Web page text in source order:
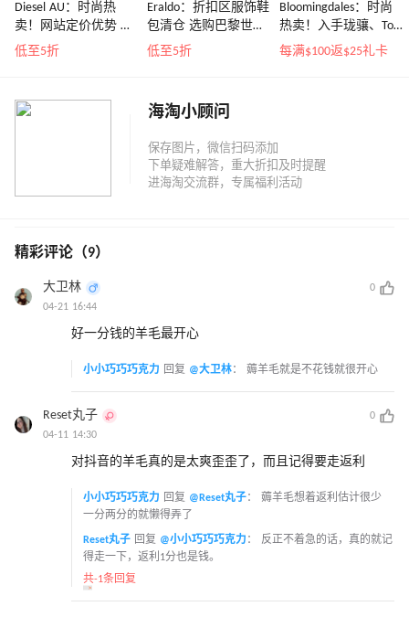
Diesel AU：时尚热
卖！网站定价优势 入
手包袋、服饰等
低至5折
Eraldo：折扣区服饰鞋
包清仓 选购巴黎世
家、Toteme、西太后
低至5折
Bloomingdales：时尚
热卖！入手珑骧、Tory
Burch、拉夫劳伦等
每满$100返$25礼卡
海淘小顾问
精彩评论（9）
大卫林
0
04-21 16:44
好一分钱的羊毛最开心
小小巧巧巧克力 回复 @大卫林： 薅羊毛就是不花钱就很开心
Reset丸子
0
04-11 14:30
对抖音的羊毛真的是太爽歪歪了，而且记得要走返利
小小巧巧巧克力 回复 @Reset丸子： 薅羊毛想着返利估计很少
一分两分的就懒得弄了
Reset丸子 回复 @小小巧巧巧克力 ： 反正不着急的话，真的就记
得走一下，返利1分也是钱。
共-1条回复